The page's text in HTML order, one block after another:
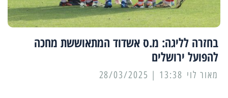
בחזרה לליגה: מ.ס אשדוד המתאוששת מחכה
להפועל ירושלים
מאור לוי 13:38 | 28/03/2025